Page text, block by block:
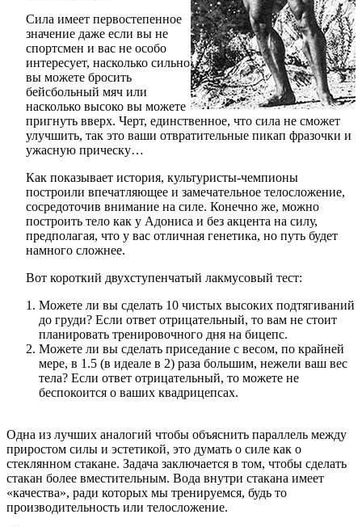
Сила имеет первостепенное
значение даже если вы не
спортсмен и вас не особо
интересует, насколько сильно
вы можете бросить
бейсбольный мяч или
насколько высоко вы можете
пригнуть вверх. Черт, единственное, что сила не сможет
улучшить, так это ваши отвратительные пикап фразочки и
ужасную прическу…
Как показывает история, культуристы-чемпионы
построили впечатляющее и замечательное телосложение,
сосредоточив внимание на силе. Конечно же, можно
построить тело как у Адониса и без акцента на силу,
предполагая, что у вас отличная генетика, но путь будет
намного сложнее.
Вот короткий двухступенчатый лакмусовый тест:
Можете ли вы сделать 10 чистых высоких подтягиваний
до груди? Если ответ отрицательный, то вам не стоит
планировать тренировочного дня на бицепс.
Можете ли вы сделать приседание с весом, по крайней
мере, в 1.5 (в идеале в 2) раза большим, нежели ваш вес
тела? Если ответ отрицательный, то можете не
беспокоится о ваших квадрицепсах.
Одна из лучших аналогий чтобы объяснить параллель между
приростом силы и эстетикой, это думать о силе как о
стеклянном стакане. Задача заключается в том, чтобы сделать
стакан более вместительным. Вода внутри стакана имеет
«качества», ради которых мы тренируемся, будь то
производительность или телосложение.